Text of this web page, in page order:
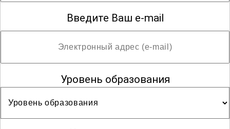
Введите Ваш e-mail
Уровень образования